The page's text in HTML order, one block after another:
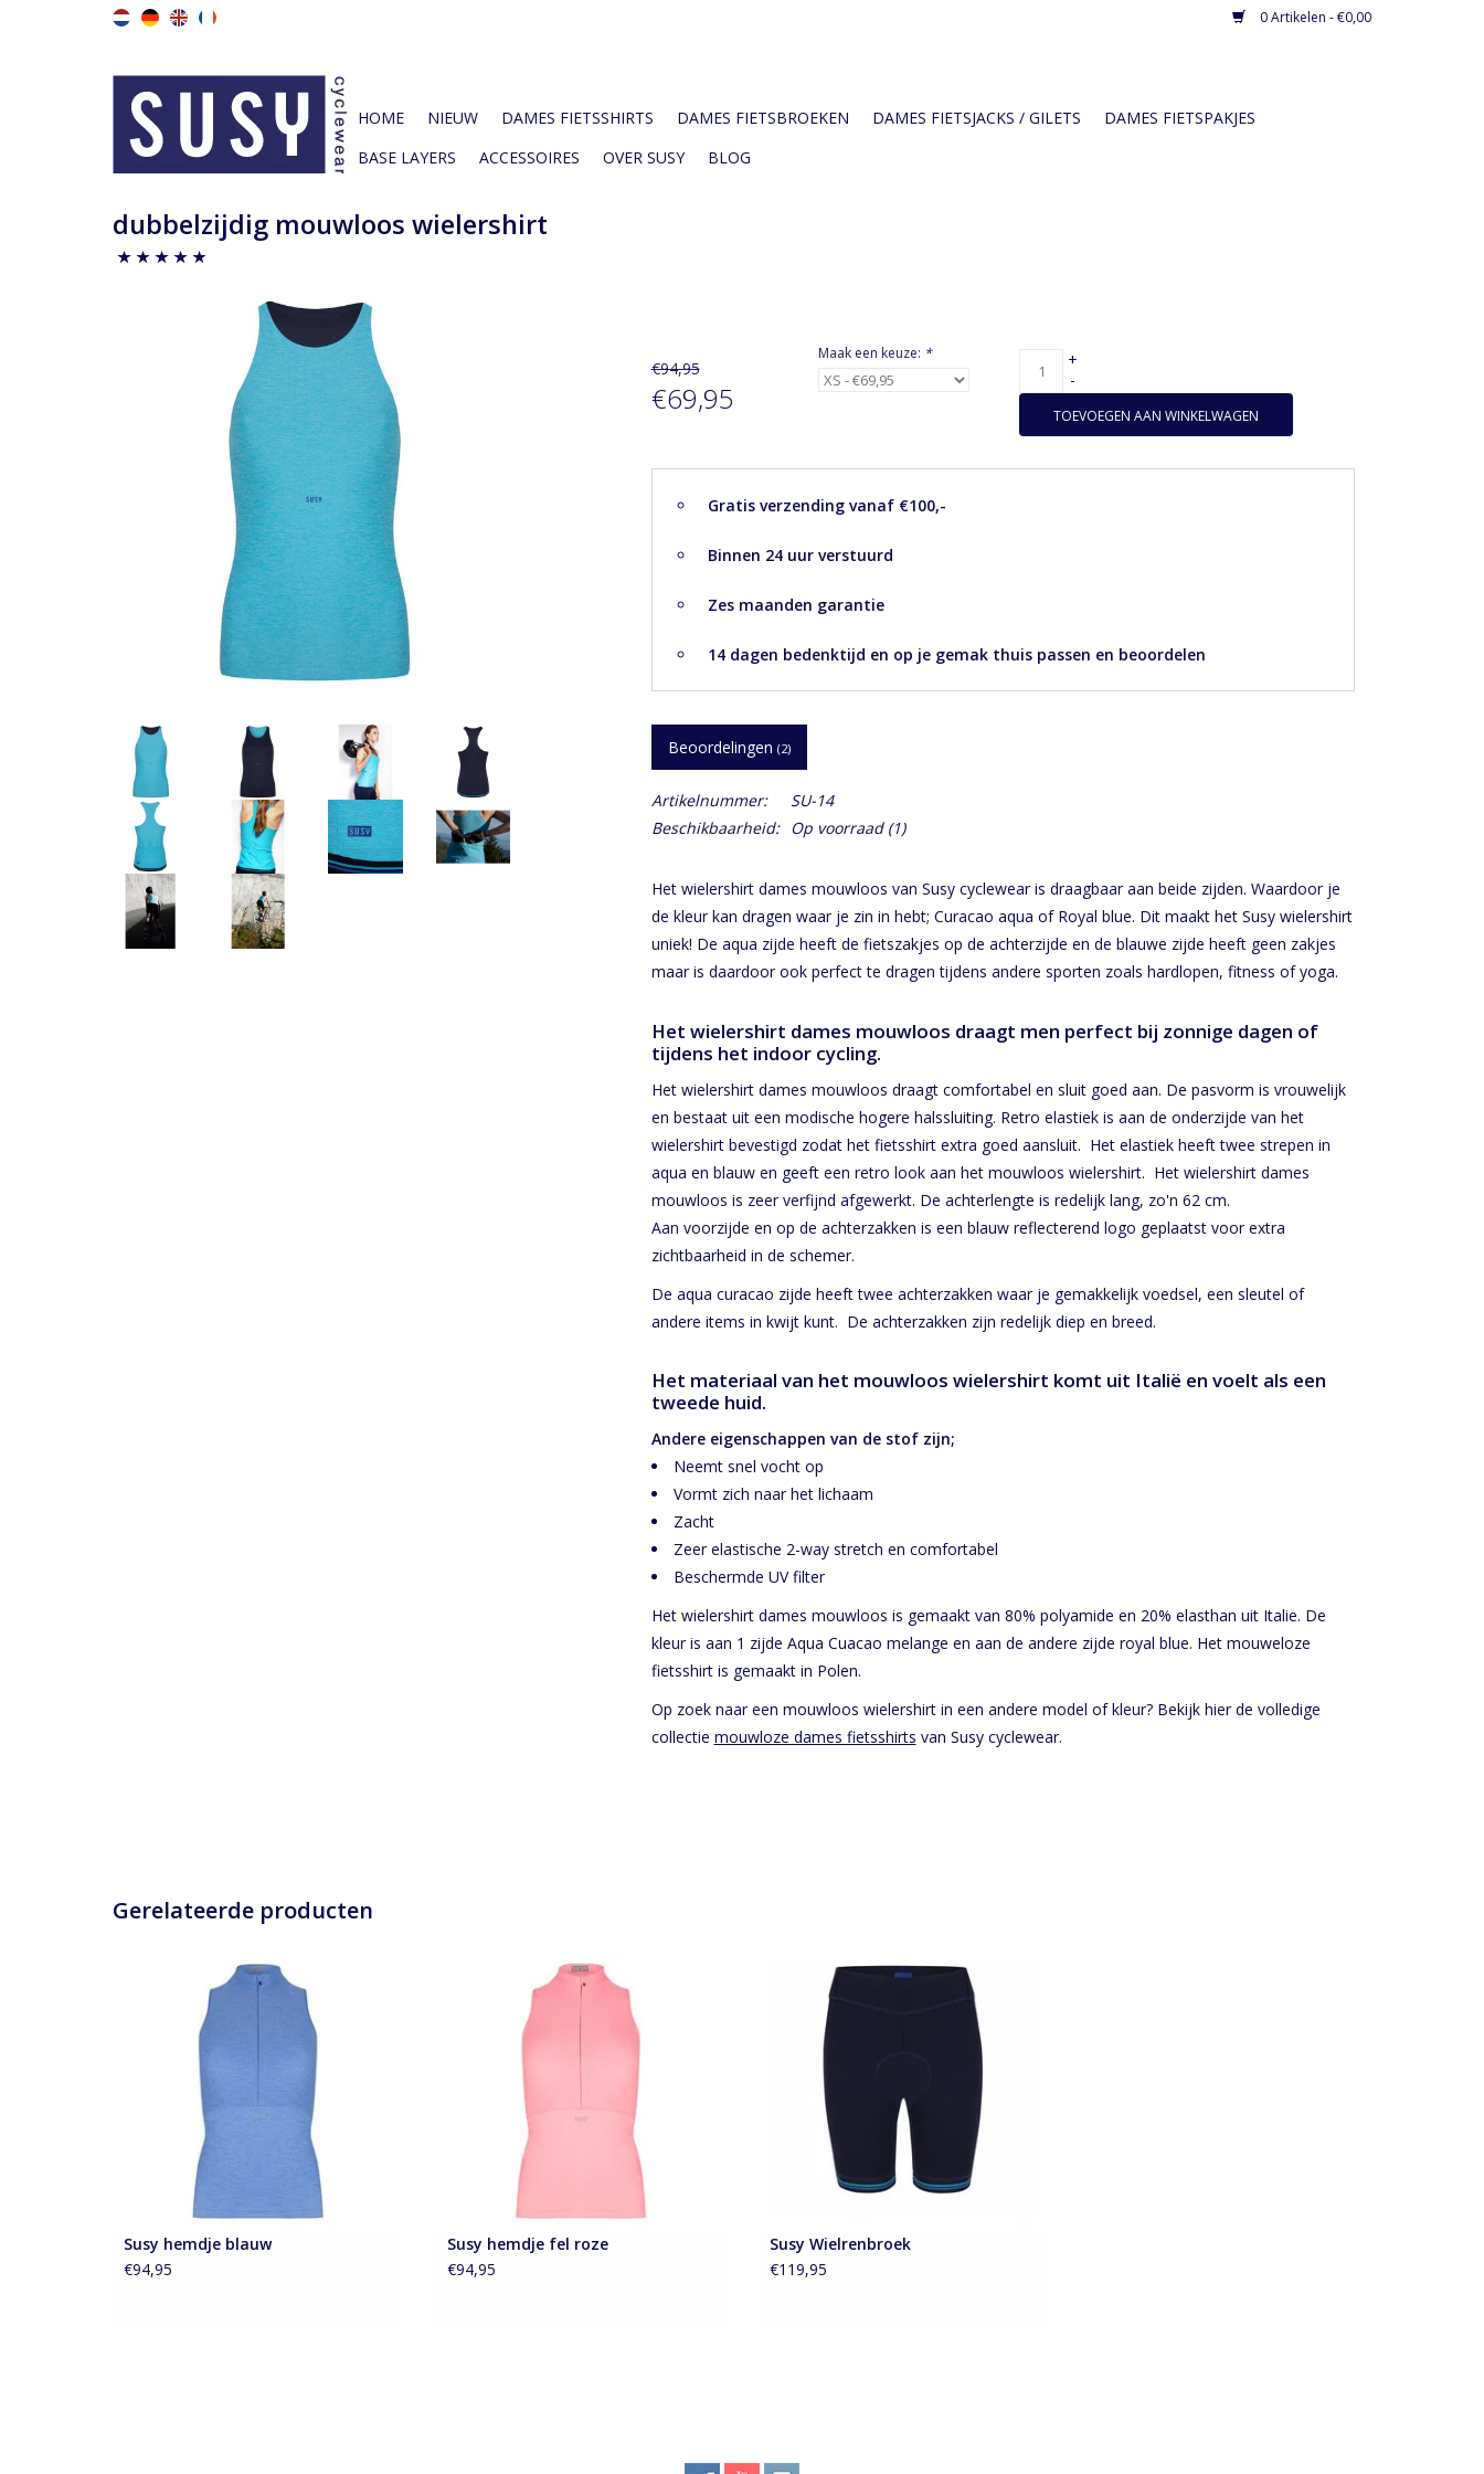
0 Artikelen - €0,00
HOME NIEUW DAMES FIETSSHIRTS DAMES FIETSBROEKEN DAMES FIETSJACKS / GILETS
DAMES FIETSPAKJES
BASE LAYERS
ACCESSOIRES OVER SUSY BLOG
dubbelzijdig mouwloos wielershirt
€94,95
€69,95
Maak een keuze: *
+
-
TOEVOEGEN AAN WINKELWAGEN
Gratis verzending vanaf €100,-
Binnen 24 uur verstuurd
Zes maanden garantie
14 dagen bedenktijd en op je gemak thuis passen en beoordelen
Beoordelingen (2)
Artikelnummer:
SU-14
Beschikbaarheid:
Op voorraad(1)
Het wielershirt dames mouwloos van Susy cyclewear is draagbaar aan beide zijden. Waardoor je
de kleur kan dragen waar je zin in hebt; Curacao aqua of Royal blue. Dit maakt het Susy wielershirt
uniek! De aqua zijde heeft de fietszakjes op de achterzijde en de blauwe zijde heeft geen zakjes
maar is daardoor ook perfect te dragen tijdens andere sporten zoals hardlopen, fitness of yoga.
Het wielershirt dames mouwloos draagt men perfect bij zonnige dagen of
tijdens het indoor cycling.
Het wielershirt dames mouwloos draagt comfortabel en sluit goed aan. De pasvorm is vrouwelijk
en bestaat uit een modische hogere halssluiting. Retro elastiek is aan de onderzijde van het
wielershirt bevestigd zodat het fietsshirt extra goed aansluit. Het elastiek heeft twee strepen in
aqua en blauw en geeft een retro look aan het mouwloos wielershirt. Het wielershirt dames
mouwloos is zeer verfijnd afgewerkt. De achterlengte is redelijk lang, zo'n 62 cm.
Aan voorzijde en op de achterzakken is een blauw reflecterend logo geplaatst voor extra
zichtbaarheid in de schemer.
De aqua curacao zijde heeft twee achterzakken waar je gemakkelijk voedsel, een sleutel of
andere items in kwijt kunt. De achterzakken zijn redelijk diep en breed.
Het materiaal van het mouwloos wielershirt komt uit Italië en voelt als een
tweede huid.
Andere eigenschappen van de stof zijn;
Neemt snel vocht op
Vormt zich naar het lichaam
Zacht
Zeer elastische 2-way stretch en comfortabel
Beschermde UV filter
Het wielershirt dames mouwloos is gemaakt van 80% polyamide en 20% elasthan uit Italie. De
kleur is aan 1 zijde Aqua Cuacao melange en aan de andere zijde royal blue. Het mouweloze
fietsshirt is gemaakt in Polen.
Op zoek naar een mouwloos wielershirt in een andere model of kleur? Bekijk hier de volledige
collectie mouwloze dames fietsshirts van Susy cyclewear.
Gerelateerde producten
Mouwloos Susy fietshemdje
TOEVOEGEN AAN WINKELWAGEN
Susy hemdje blauw
€94,95
Susy mouwloos fietstopje gemaakt van
Susy hemdje fel roze
€94,95
Korte dames fietsbroek afgezet met een
TOEVOEGEN AAN WINKELWAGEN
Susy Wielrenbroek
€119,95